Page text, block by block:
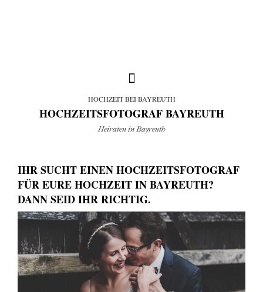
full weddings & news
you need to know
my favorites
write me
HOCHZEIT BEI BAYREUTH
HOCHZEITSFOTOGRAF BAYREUTH
Heiraten in Bayreuth
IHR SUCHT EINEN HOCHZEITSFOTOGRAF
FÜR EURE HOCHZEIT IN BAYREUTH?
DANN SEID IHR RICHTIG.